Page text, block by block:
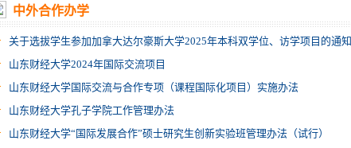
中外合作办学
关于选拔学生参加加拿大达尔豪斯大学2025年本科双学位、访学项目的通知
山东财经大学2024年国际交流项目
山东财经大学国际交流与合作专项（课程国际化项目）实施办法
山东财经大学孔子学院工作管理办法
山东财经大学“国际发展合作”硕士研究生创新实验班管理办法（试行）